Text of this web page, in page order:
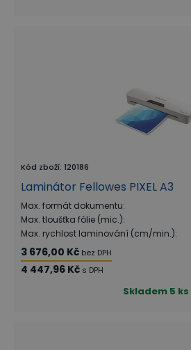
Kód zboží: 120186
Laminátor Fellowes PIXEL A3
Max. formát dokumentu:
Max. tloušťka fólie (mic.):
Max. rychlost laminování (cm/min.):
3 676,00 Kč bez DPH
4 447,96 Kč s DPH
Skladem 5 ks